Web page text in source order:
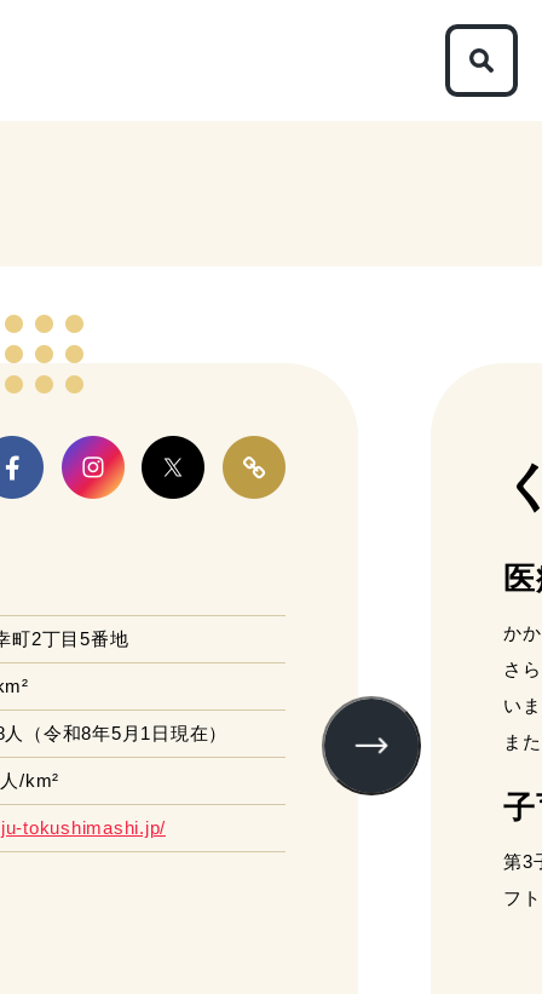
町2丁目5番地
（令和8年5月1日現在）
/km²
tokushimashi.jp/
か
さ
い
ま
第3
フ